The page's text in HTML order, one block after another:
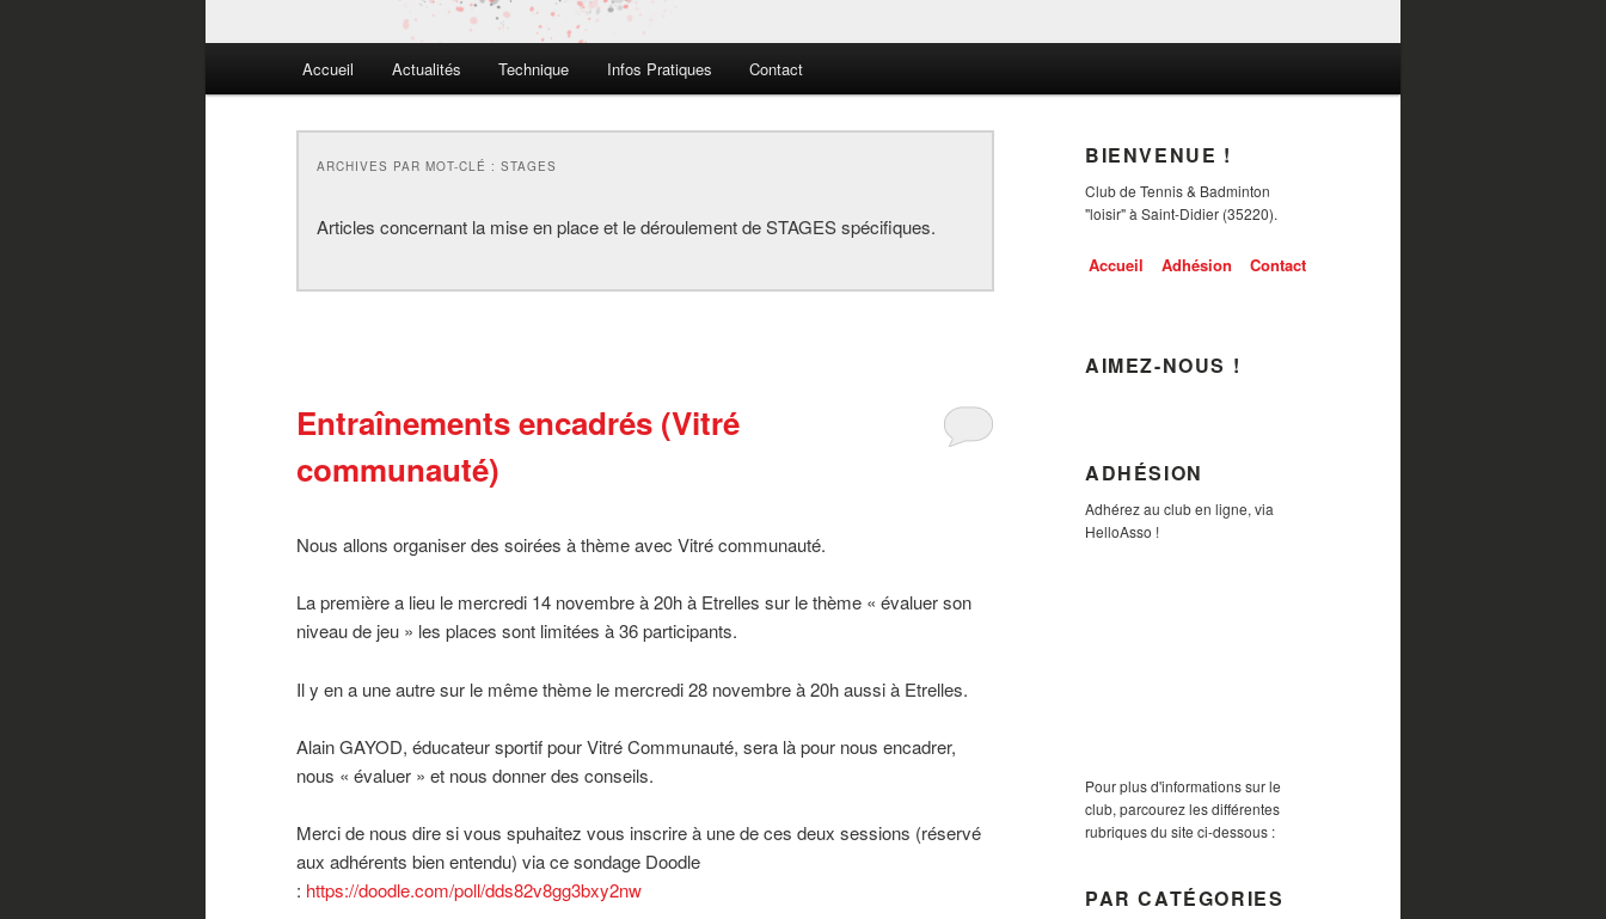
Accueil Actualités Technique Infos Pratiques Contact
ARCHIVES PAR MOT-CLÉ : STAGES
Articles concernant la mise en place et le déroulement de STAGES spécifiques.
Entraînements encadrés (Vitré
communauté)
Nous allons organiser des soirées à thème avec Vitré communauté.
La première a lieu le mercredi 14 novembre à 20h à Etrelles sur le thème « évaluer son
niveau de jeu » les places sont limitées à 36 participants.
Il y en a une autre sur le même thème le mercredi 28 novembre à 20h aussi à Etrelles.
Alain GAYOD, éducateur sportif pour Vitré Communauté, sera là pour nous encadrer,
nous « évaluer » et nous donner des conseils.
Merci de nous dire si vous spuhaitez vous inscrire à une de ces deux sessions (réservé
aux adhérents bien entendu) via ce sondage Doodle
: https://doodle.com/poll/dds82v8gg3bxy2nw
BIENVENUE !
Club de Tennis & Badminton
"loisir" à Saint-Didier (35220).
Accueil Adhésion Contact
AIMEZ-NOUS !
ADHÉSION
Adhérez au club en ligne, via
HelloAsso !
Pour plus d'informations sur le
club, parcourez les différentes
rubriques du site ci-dessous :
PAR CATÉGORIES